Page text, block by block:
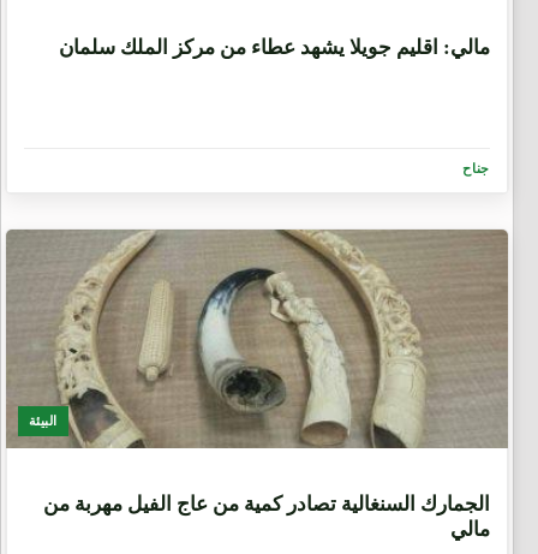
مالي: اقليم جويلا يشهد عطاء من مركز الملك سلمان
جناح
البيئة
الجمارك السنغالية تصادر كمية من عاج الفيل مهربة من
مالي